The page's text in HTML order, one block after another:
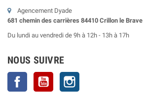
Agencement Dyade
681 chemin des carrières 84410 Crillon le Brave
Du lundi au vendredi de 9h à 12h - 13h à 17h
NOUS SUIVRE
Facebook YouTube